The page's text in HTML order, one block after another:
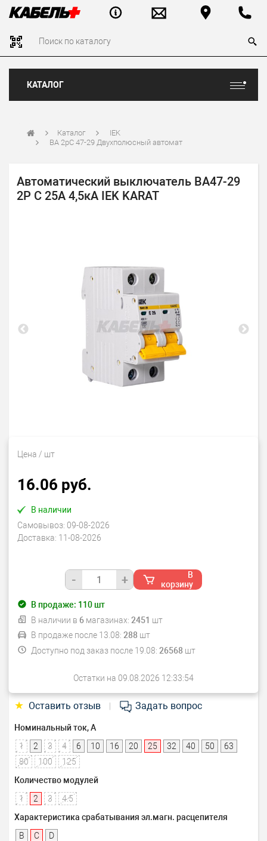
КАТАЛОГ
Каталог
IEK
ВА 2рС 47-29 Двухполюсный автомат
Автоматический выключатель ВА47-29
2P C 25А 4,5кА IEK KARAT
Цена / шт
16.06 руб.
В наличии
Самовывоз: 09-08-2026
Доставка: 11-08-2026
- +
В
корзину
В продаже: 110шт
В наличии в 6 магазинах: 2451 шт
В продаже после 13.08: 288 шт
Доступно под заказ после 19.08: 26568 шт
Остатки на 09.08.2026 12:33:54
★ Оставить отзыв Задать вопрос
Номинальный ток, А
1
2 3 4 6 10 16 20 25 32 40 50
63
80
100
125
Количество модулей
1
2 3
4.5
Характеристика срабатывания эл.магн. расцепителя
B
C
D